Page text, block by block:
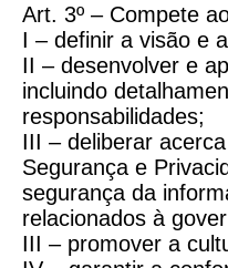
Art. 3º – Compete
I – definir a visão e
II – desenvolver e
incluindo
responsabilidades;
III – deliberar
Segurança e
segurança da
relacionados à
III – promover a